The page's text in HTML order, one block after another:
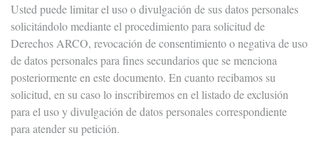
Usted puede limitar el uso o divulgación de sus datos personales
solicitándolo mediante el procedimiento para solicitud de
Derechos ARCO, revocación de consentimiento o negativa de uso
de datos personales para fines secundarios que se menciona
posteriormente en este documento. En cuanto recibamos su
solicitud, en su caso lo inscribiremos en el listado de exclusión
para el uso y divulgación de datos personales correspondiente
para atender su petición.